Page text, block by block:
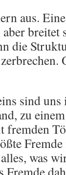
aus.
breitet
die
sind
zu
was
Fremde